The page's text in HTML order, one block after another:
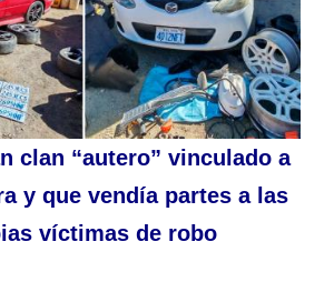
clan “autero” vinculado a
y que vendía partes a las
víctimas de robo